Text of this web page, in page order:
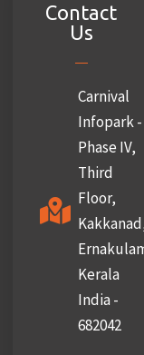
Contact
Us
Carnival
Infopark -
Phase IV,
Third
Floor,
Kerala
India -
682042